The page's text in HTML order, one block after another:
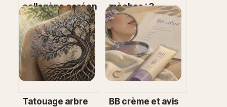
collagène coréen
: effet lifting réel
ou simple illusion
cosmétique ?
mèches : 3
facteurs qui font
varier votre devis
de 60 € à 150 €
Tatouage arbre
BB crème et avis